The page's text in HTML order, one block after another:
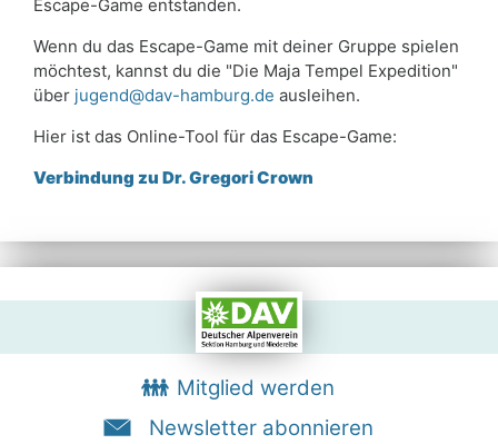
Escape-Game entstanden.
Wenn du das Escape-Game mit deiner Gruppe spielen
möchtest, kannst du die "Die Maja Tempel Expedition"
über jugend@dav-hamburg.de ausleihen.
Hier ist das Online-Tool für das Escape-Game:
Verbindung zu Dr. Gregori Crown
Mitglied werden
Newsletter abonnieren